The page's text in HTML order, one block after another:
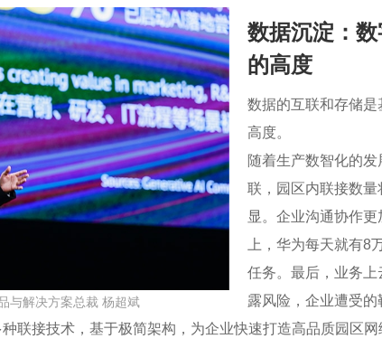
与解决方案总裁 杨超斌
数据沉淀：
的高度
数据的互联和存储
高度。
随着生产数智化的发
联，园区内联接数
显。企业沟通协作
上，华为每天就有8
任务。最后，业务
露风险，企业遭受的
联接技术，基于极简架构，为企业快速打造高品质园区